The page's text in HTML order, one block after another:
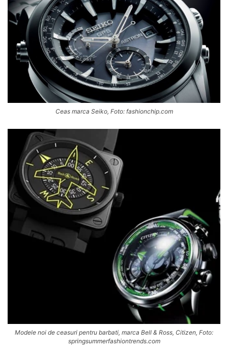
Ceas marca Seiko, Foto: fashionchip.com
Modele noi de ceasuri pentru barbati, marca Bell & Ross, Citizen, Foto:
springsummerfashiontrends.com